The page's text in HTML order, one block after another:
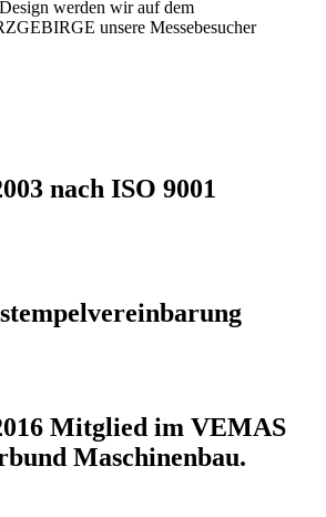
werden wir auf dem
unsere Messebesucher
nach ISO 9001
Mitglied im VEMAS
Maschinenbau.